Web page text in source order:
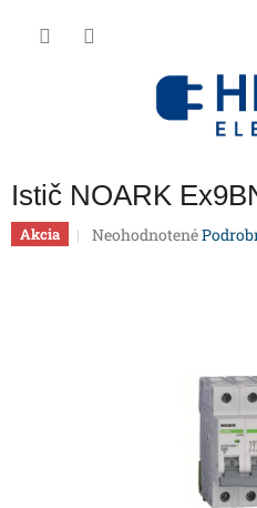
Istič NOARK
Akcia
Priemerné
Neohodnotené